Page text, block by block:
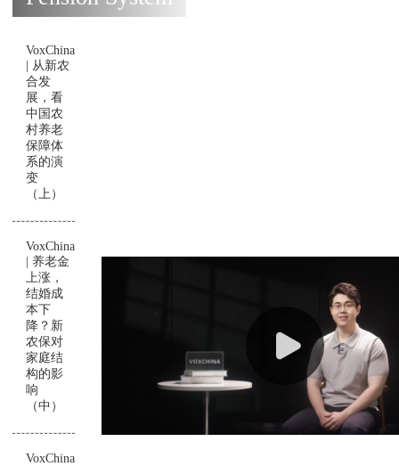
VoxChina
| 从新农
合发
展，看
中国农
村养老
保障体
系的演
变
（上）
VoxChina
| 养老金
上涨，
结婚成
本下
降？新
农保对
家庭结
构的影
响
（中）
VoxChina